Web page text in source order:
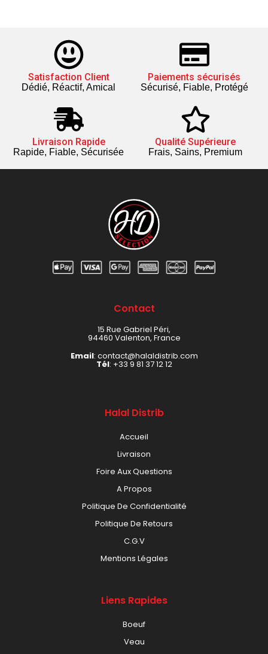
Satisfaction Client
Dédié, Réactif, Amical
Paiements sécurisés
Sécurisé, Fiable, Protégé
Livraison Rapide
Rapide, Fiable, Sécurisée
Qualité Supérieure
Frais, Sains, Premium
Contact
15 Rue Gabriel Péri,
94460 Valenton, France
Email: contact@halaldistrib.com
Tél: +33 9 81 37 12 12
Halal Distrib
Accueil
Livraison
Foire Aux Questions
A Propos
Politique De Confidentialité
Politique De Retours
C.G.V
Mentions Légales
Liens Rapides
Boeuf
Veau